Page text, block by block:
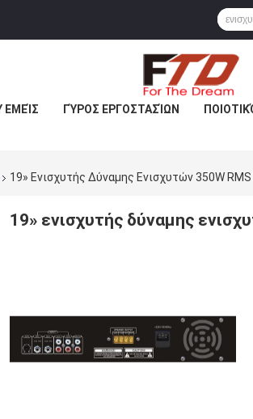
ΕΜΕΊΣ ΓΎΡΟΣ ΕΡΓΟΣΤΑΣΊΩΝ
19» Ενισχυτής Δύναμης Ενισχυτών 350W
19» ενισχυτής δύναμης